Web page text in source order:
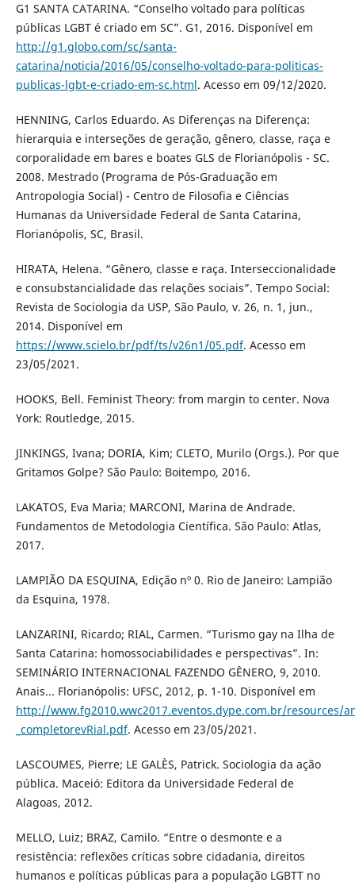
G1 SANTA CATARINA. “Conselho voltado para políticas
públicas LGBT é criado em SC”. G1, 2016. Disponível em
http://g1.globo.com/sc/santa-
catarina/noticia/2016/05/conselho-voltado-para-politicas-
publicas-lgbt-e-criado-em-sc.html. Acesso em 09/12/2020.
HENNING, Carlos Eduardo. As Diferenças na Diferença:
hierarquia e interseções de geração, gênero, classe, raça e
corporalidade em bares e boates GLS de Florianópolis - SC.
2008. Mestrado (Programa de Pós-Graduação em
Antropologia Social) - Centro de Filosofia e Ciências
Humanas da Universidade Federal de Santa Catarina,
Florianópolis, SC, Brasil.
HIRATA, Helena. “Gênero, classe e raça. Interseccionalidade
e consubstancialidade das relações sociais”. Tempo Social:
Revista de Sociologia da USP, São Paulo, v. 26, n. 1, jun.,
2014. Disponível em
https://www.scielo.br/pdf/ts/v26n1/05.pdf. Acesso em
23/05/2021.
HOOKS, Bell. Feminist Theory: from margin to center. Nova
York: Routledge, 2015.
JINKINGS, Ivana; DORIA, Kim; CLETO, Murilo (Orgs.). Por que
Gritamos Golpe? São Paulo: Boitempo, 2016.
LAKATOS, Eva Maria; MARCONI, Marina de Andrade.
Fundamentos de Metodologia Científica. São Paulo: Atlas,
2017.
LAMPIÃO DA ESQUINA, Edição nº 0. Rio de Janeiro: Lampião
da Esquina, 1978.
LANZARINI, Ricardo; RIAL, Carmen. “Turismo gay na Ilha de
Santa Catarina: homossociabilidades e perspectivas”. In:
SEMINÁRIO INTERNACIONAL FAZENDO GÊNERO, 9, 2010.
Anais... Florianópolis: UFSC, 2012, p. 1-10. Disponível em
http://www.fg2010.wwc2017.eventos.dype.com.br/resources/
_completorevRial.pdf. Acesso em 23/05/2021.
LASCOUMES, Pierre; LE GALÈS, Patrick. Sociologia da ação
pública. Maceió: Editora da Universidade Federal de
Alagoas, 2012.
MELLO, Luiz; BRAZ, Camilo. “Entre o desmonte e a
resistência: reflexões críticas sobre cidadania, direitos
humanos e políticas públicas para a população LGBTT no